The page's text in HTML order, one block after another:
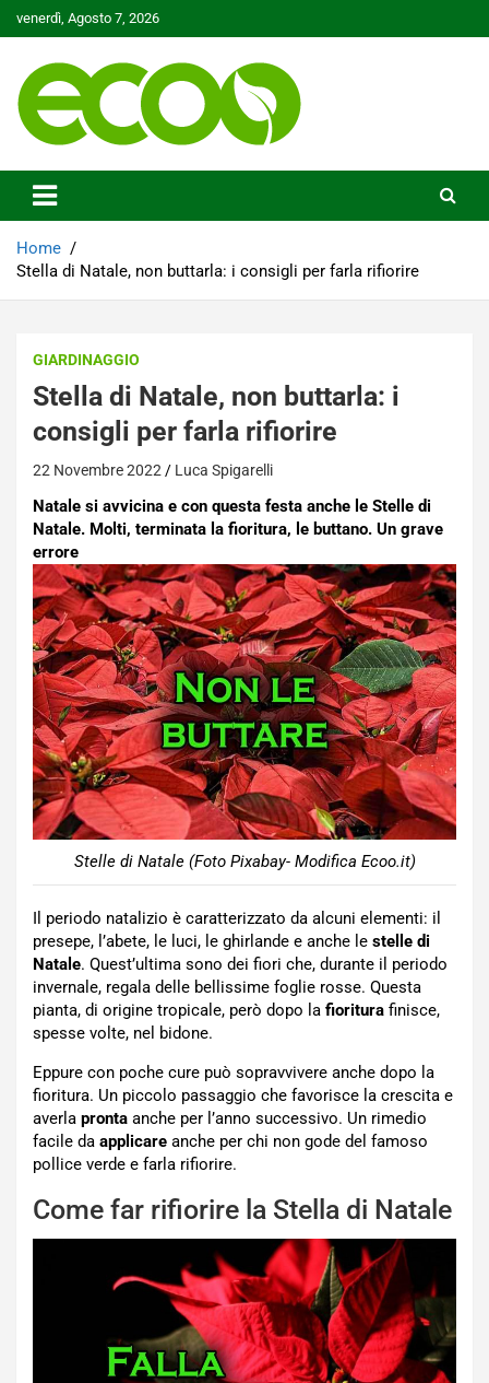
to
venerdì, Agosto 7, 2026
Ecoo.it
Home
Stella di Natale, non buttarla: i consigli per farla rifiorire
GIARDINAGGIO
Stella di Natale, non buttarla: i
consigli per farla rifiorire
22 Novembre 2022 Luca Spigarelli
Natale si avvicina e con questa festa anche le Stelle di
Natale. Molti, terminata la fioritura, le buttano. Un grave
errore
Stelle di Natale (Foto Pixabay- Modifica Ecoo.it)
Il periodo natalizio è caratterizzato da alcuni elementi: il
presepe, l’abete, le luci, le ghirlande e anche le stelle di
Natale. Quest’ultima sono dei fiori che, durante il periodo
invernale, regala delle bellissime foglie rosse. Questa
pianta, di origine tropicale, però dopo la fioritura finisce,
spesse volte, nel bidone.
Eppure con poche cure può sopravvivere anche dopo la
fioritura. Un piccolo passaggio che favorisce la crescita e
averla pronta anche per l’anno successivo. Un rimedio
facile da applicare anche per chi non gode del famoso
pollice verde e farla rifiorire.
Come far rifiorire la Stella di Natale